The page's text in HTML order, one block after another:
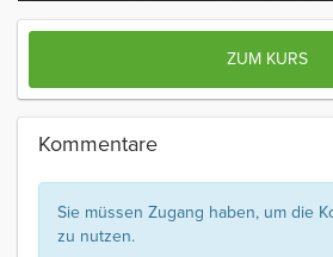
ZUM KURS
Kommentare
Sie müssen Zugang haben, um die
zu nutzen.